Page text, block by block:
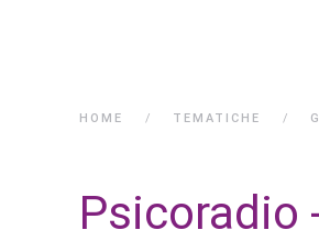
HOME TEMATICHE
Psicoradio